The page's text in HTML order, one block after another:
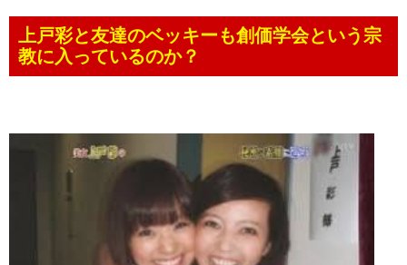
上戸彩と友達のベッキーも創価学会という宗
教に入っているのか？